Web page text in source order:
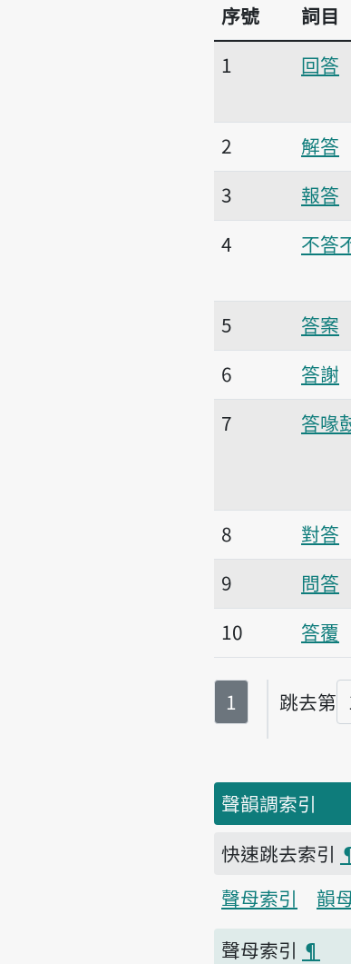
部分符合 「tap
序號 詞目
1
回答
2 解答
3
報答
4
不答
5 答案
6
答謝
7
答喙
8
對答
9
問答
10
答覆
第
1 跳去第
頁碼
聲韻調索引
快速跳去索引
聲母索引
韻
聲母索引 ¶